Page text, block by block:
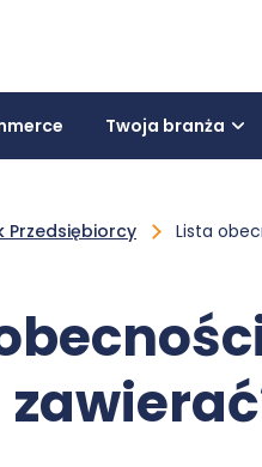
Twoja branża
Przedsiębiorcy Lista